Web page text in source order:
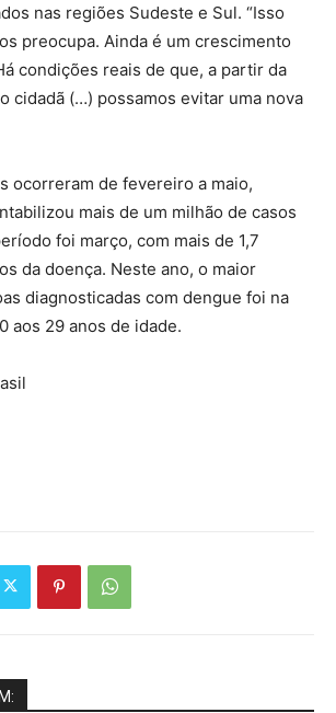
nas regiões Sudeste e Sul. “Isso
preocupa. Ainda é um crescimento
condições reais de que, a partir da
cidadã (…) possamos evitar uma nova
ocorreram de fevereiro a maio,
mais de um milhão de casos
foi março, com mais de 1,7
da doença. Neste ano, o maior
diagnosticadas com dengue foi na
aos 29 anos de idade.